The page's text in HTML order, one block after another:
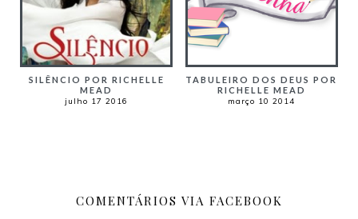
SILÊNCIO POR RICHELLE
MEAD
julho 17 2016
TABULEIRO DOS DEUS POR
RICHELLE MEAD
março 10 2014
COMENTÁRIOS VIA FACEBOOK